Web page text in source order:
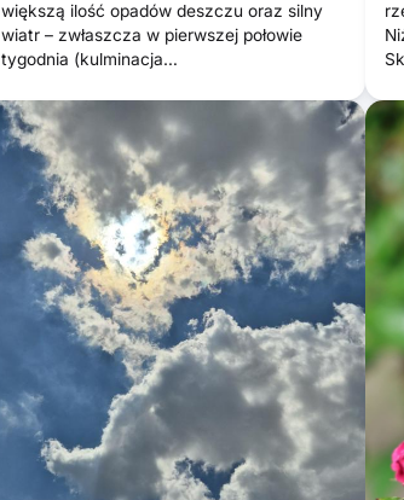
większą ilość opadów deszczu oraz silny
wiatr – zwłaszcza w pierwszej połowie
tygodnia (kulminacja…